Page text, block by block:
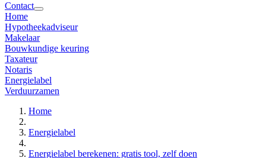
Contact
Home
Hypotheekadviseur
Makelaar
Bouwkundige keuring
Taxateur
Notaris
Energielabel
Verduurzamen
Home
Energielabel
Energielabel berekenen: gratis tool, zelf doen